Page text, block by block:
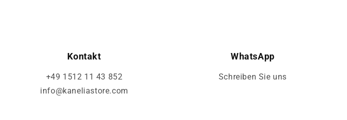
Kontakt
+49 1512 11 43 852
info@kaneliastore.com
WhatsApp
Schreiben Sie uns